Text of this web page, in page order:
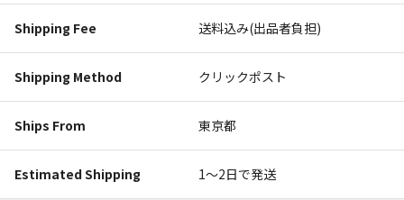
Shipping Fee 送料込み(出品者負担)
Shipping Method クリックポスト
Ships From 東京都
Estimated Shipping 1〜2日で発送